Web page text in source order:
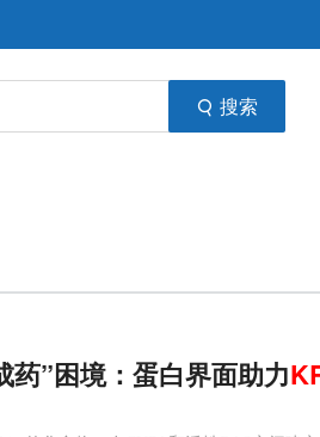
搜索
”困境：蛋白界面助力